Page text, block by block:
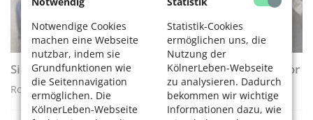
Notwendige Cookies
machen eine Webseite
nutzbar, indem sie
Grundfunktionen wie
die Seitennavigation
ermöglichen. Die
KölnerLeben-Webseite
Statistik-Cookies
ermöglichen uns, die
Nutzung der
KölnerLeben-Webseite
zu analysieren. Dadurch
bekommen wir wichtige
Informationen dazu, wie
Sicher über schwieriges Pflaster – mit dem Rollator
Rollatoren sichern Millionen Menschen Mobilität